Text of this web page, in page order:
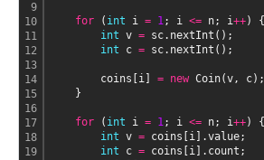
9
10
11
12
13
14
15
16
17
18
19
for ( int i = 1; i <= n; i++) {
int v = sc.nextInt();
int c = sc.nextInt();
coins[i] = new Coin(v, c);
}
for ( int i = 1; i <= n; i++) {
int v = coins[i].value;
int c = coins[i].count;